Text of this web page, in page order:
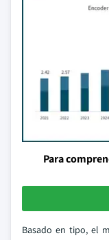
Para
Basado en tipo, el